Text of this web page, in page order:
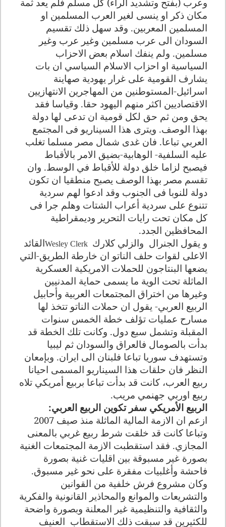
مكان ذكر او ينسى لغير العرب المسلمين او
المسلمين المعربين. وقد سهل ذلك تقسيم
السودان الى عرب مسلمين وغير عرب وغير
مسلمين. ولم ينفك اسلام بعض الاحزاب
السياسية او احزاب الاسلام السياسي ان بات
يشارف القومية على غرار يهودية صهاينة
اسرائيل-المستوطنين من المهاجرين الانتهازيين
الاقتصاديين اكثر منهم اليهود حقا. وقياسا فقد
يحق ومن ثم حق لكل قومية ان تدعى لها دولة
بهذا الوصف. ويترى هذا السيناريو فى المجتمع
العربي تباعا. فان غدى شمال مصر مسلما تغلب
عليه السلفية- الوهابية-بضيق الامر بالأقباط
فيصبح لزاما خلق دولة للأقباط في الوسط. وان
تقسم مصر بهذا الوصف يصبح منطقيا ان تكون
دولة للنوبا فى الجنوب وقد ادعوا لهم سردية
تتنوع على سردية أعراب الشتات وهلم جرا فى
كل مكان تحت رايات التحرير وديمقراطية
المحافظين الجدد.
و يقول الجنرال والزلي كلارك Wesley Clerkالقائد
الاعلى لقوات حلف الناتو ان خارطة الطريق-التي
يضعها البنتاجون للحملات الامريكية العسكرية
الماثلة تحت الوية ما يسمى حماية المدنيين
وغيرها من اختراق المجتمعات العربية وأحابيل
الربيع العربي- يقول ان حملات الناتو تتخذ لها
مسارح عمليات تؤلف خطة الخمس سنوات
المقبلة وتشمل سبع دول. وكانت تلك الخطة قد
بدأت بالصومال فالعراق والسودان ثم ليبيا
وتستهدف سوريا تباعا فلبنان الى ايران. وبإمعان
النظر فان حلقات هذا السيناريو المسمى احيانا
ربيع العرب، كانت قد بدأت تباعا بربيع أمريكي تلاه
ربيع اوربي جهنمي مريب.
الربيع الأمريكي سفر تكوين الربيع العربي:
ازعم ان الازمة المالية الماثلة منذ صيف 2007
وتباعا كانت قد خلقت شرط ربيع غربي بالمعنى
المجازي. فقد استقطبت الازمة المجتمعات الغنية
بصورة غير مسبوقة بين اقليات غنية بصورة
فاحشة وأغلبيات مفقرة على نحو غير مسبوق.
وكان مشروع فرش خلفية من القوانين
والتشريعات والموانع والمحاذير القانونية والفكرية
والثقافية والتنظيمية غير المعلنة وبصورة واضحة
للكثيرين قد سبقت ذلك الاستقطاب العنيف